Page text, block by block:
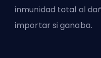
inmunidad total al
importar si ganaba.